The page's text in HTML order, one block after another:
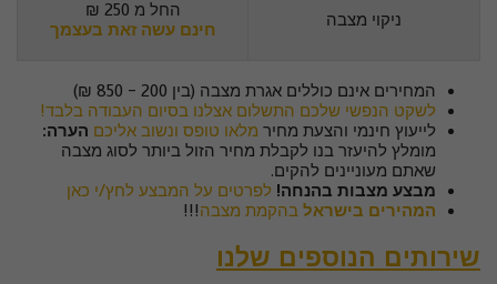
ניקוי מצבה
החל מ 250 ₪
חינם עשה זאת בעצמך
המחירים אינם כוללים אגרת מצבה (בין 200 - 850 ₪)
לשקט הנפשי שלכם התשלום אצלנו בסיום העבודה בלבד!
לייעוץ חינמי והצעת מחיר מלאו טופס ונשוב אליכם הערה:
מומלץ להיעזר בנו לקבלת מחיר הזול ביותר לסוג מצבה
שאתם מעוניינים להקים.
מבצע מצבות בהנחה! לפרטים על המבצע לחץ/י כאן
המהירים בישראל בהקמת מצבה!!!
שירותים הנוספים שלנו